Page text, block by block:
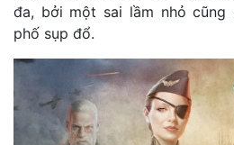
đa, bởi một sai lầm nhỏ cũng
phố sụp đổ.